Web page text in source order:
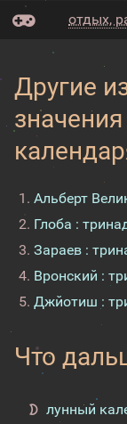
отдых,
Другие
Альберт
Глоба :
Зараев :
Вронский :
Джйотиш :
Что
лунный